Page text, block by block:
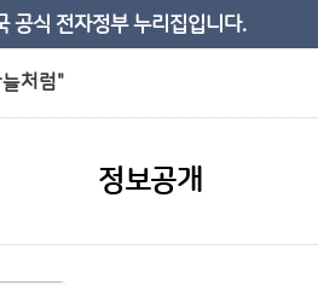
공식 전자정부 누리집입니다.
처럼"
정보공개